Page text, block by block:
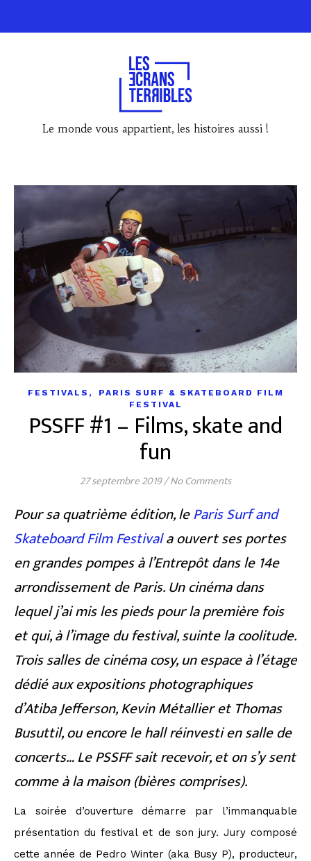
Le monde vous appartient, les histoires aussi !
FESTIVALS ,
PARIS SURF & SKATEBOARD FILM
FESTIVAL
PSSFF #1 – Films, skate and
fun
27 septembre 2019/No Comments
Pour sa quatrième édition, leParis Surf and
Skateboard Film Festivala ouvert ses portes
en grandes pompes à l’Entrepôt dans le 14e
arrondissement de Paris. Un cinéma dans
lequel j’ai mis les pieds pour la première fois
et qui, à l’image du festival, suinte la coolitude.
Trois salles de cinéma cosy, un espace à l’étage
dédié aux expositions photographiques
d’Atiba Jefferson, Kevin Métallier et Thomas
Busuttil, ou encore le hall réinvesti en salle de
concerts… Le PSSFF sait recevoir, et on s’y sent
comme à la maison (bières comprises).
La soirée d’ouverture démarre par l’immanquable
présentation du festival et de son jury. Jury composé
cette année de Pedro Winter (aka Busy P), producteur,